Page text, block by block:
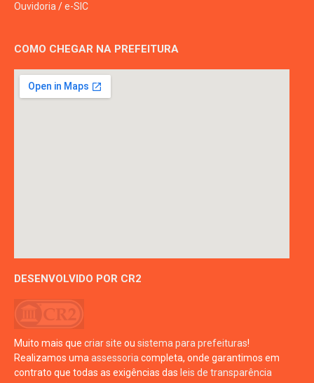
Ouvidoria /e-SIC
COMO CHEGAR NA PREFEITURA
DESENVOLVIDO POR CR2
Muito mais que criar site ou sistema para prefeituras!
Realizamos uma assessoria completa, onde garantimos em
contrato que todas as exigências das leis de transparência